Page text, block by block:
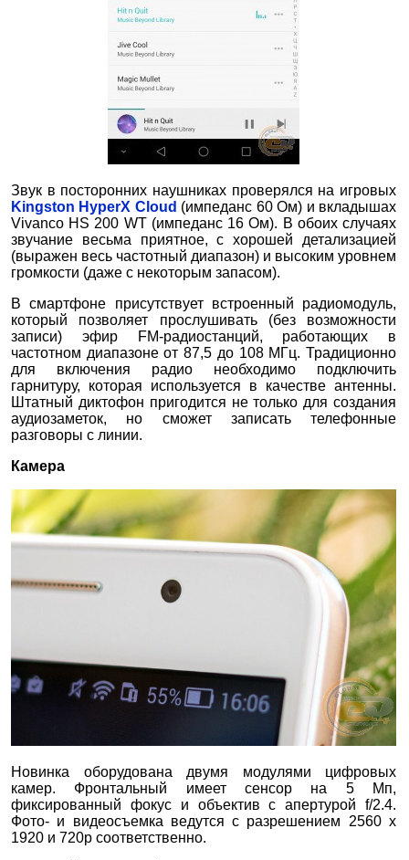
Звук в посторонних наушниках проверялся на игровых
Kingston HyperX Cloud (импеданс 60 Ом) и вкладышах
Vivanco HS 200 WT (импеданс 16 Ом). В обоих случаях
звучание весьма приятное, с хорошей детализацией
(выражен весь частотный диапазон) и высоким уровнем
громкости (даже с некоторым запасом).
В смартфоне присутствует встроенный радиомодуль,
который позволяет прослушивать (без возможности
записи) эфир FM-радиостанций, работающих в
частотном диапазоне от 87,5 до 108 МГц. Традиционно
для включения радио необходимо подключить
гарнитуру, которая используется в качестве антенны.
Штатный диктофон пригодится не только для создания
аудиозаметок, но сможет записать телефонные
разговоры с линии.
Камера
Новинка оборудована двумя модулями цифровых
камер. Фронтальный имеет сенсор на 5 Мп,
фиксированный фокус и объектив с апертурой f/2.4.
Фото- и видеосъемка ведутся с разрешением 2560 х
1920 и 720p соответственно.